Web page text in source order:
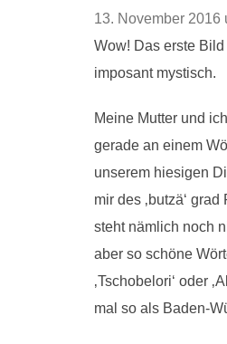
13. November 2016
Wow! Das erste Bild
imposant mystisch.
Meine Mutter und
gerade an einem
unserem hiesigen
mir des ‚butzä‘
steht nämlich noch
aber so schöne
‚Tschobelori‘ oder
mal so als Baden-